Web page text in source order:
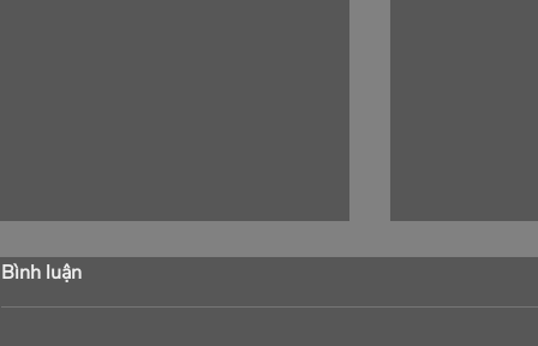
Bình luận